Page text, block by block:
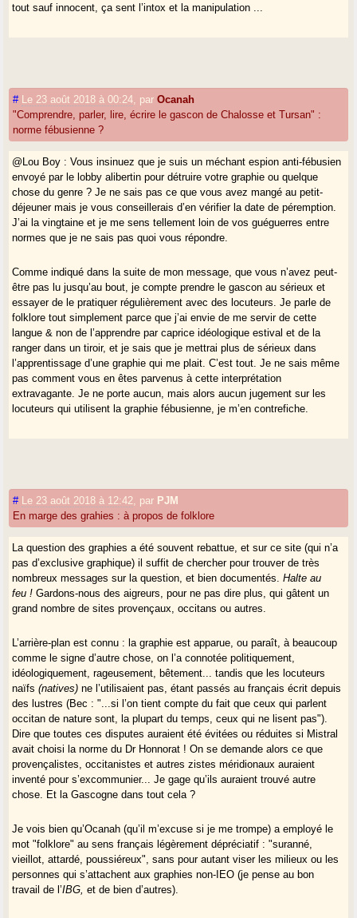
tout sauf innocent, ça sent l’intox et la manipulation ...
# Le 23 août 2018 à 00:24 parOcanah
"Comprendre, parler, lire, écrire le gascon de Chalosse et Tursan" :
norme fébusienne ?
@Lou Boy : Vous insinuez que je suis un méchant espion anti-fébusien
envoyé par le lobby alibertin pour détruire votre graphie ou quelque
chose du genre ? Je ne sais pas ce que vous avez mangé au petit-
déjeuner mais je vous conseillerais d’en vérifier la date de péremption.
J’ai la vingtaine et je me sens tellement loin de vos guéguerres entre
normes que je ne sais pas quoi vous répondre.
Comme indiqué dans la suite de mon message, que vous n’avez peut-
être pas lu jusqu’au bout, je compte prendre le gascon au sérieux et
essayer de le pratiquer régulièrement avec des locuteurs. Je parle de
folklore tout simplement parce que j’ai envie de me servir de cette
langue & non de l’apprendre par caprice idéologique estival et de la
ranger dans un tiroir, et je sais que je mettrai plus de sérieux dans
l’apprentissage d’une graphie qui me plait. C’est tout. Je ne sais même
pas comment vous en êtes parvenus à cette interprétation
extravagante. Je ne porte aucun, mais alors aucun jugement sur les
locuteurs qui utilisent la graphie fébusienne, je m’en contrefiche.
# Le 23 août 2018 à 12:42 par PJM
En marge des grahies : à propos de folklore
La question des graphies a été souvent rebattue, et sur ce site (qui n’a
pas d’exclusive graphique) il suffit de chercher pour trouver de très
nombreux messages sur la question, et bien documentés.Halte au
feu ! Gardons-nous des aigreurs, pour ne pas dire plus, qui gâtent un
grand nombre de sites provençaux, occitans ou autres.
L’arrière-plan est connu : la graphie est apparue, ou paraît, à beaucoup
comme le signe d’autre chose, on l’a connotée politiquement,
idéologiquement, rageusement, bêtement... tandis que les locuteurs
naïfs(natives) ne l’utilisaient pas, étant passés au français écrit depuis
des lustres (Bec : "...si l’on tient compte du fait que ceux qui parlent
occitan de nature sont, la plupart du temps, ceux qui ne lisent pas").
Dire que toutes ces disputes auraient été évitées ou réduites si Mistral
avait choisi la norme du Dr Honnorat ! On se demande alors ce que
provençalistes, occitanistes et autres zistes méridionaux auraient
inventé pour s’excommunier... Je gage qu’ils auraient trouvé autre
chose. Et la Gascogne dans tout cela ?
Je vois bien qu’Ocanah (qu’il m’excuse si je me trompe) a employé le
mot "folklore" au sens français légèrement dépréciatif : "suranné,
vieillot, attardé, poussiéreux", sans pour autant viser les milieux ou les
personnes qui s’attachent aux graphies non-IEO (je pense au bon
travail de l’IBG, et de bien d’autres).